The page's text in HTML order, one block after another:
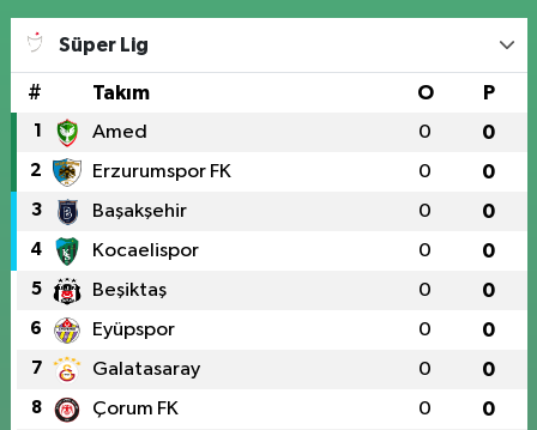
Süper Lig
# Takım O P
1 Amed 0 0
2 Erzurumspor FK 0 0
3 Başakşehir 0 0
4 Kocaelispor 0 0
5 Beşiktaş 0 0
6 Eyüpspor 0 0
7 Galatasaray 0 0
8 Çorum FK 0 0